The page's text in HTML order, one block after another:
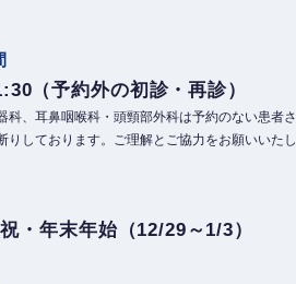
（予約外の初診・再診）
科、耳鼻咽喉科・頭頸部外科は予約のない患者さ
りしております。ご理解とご協力をお願いいたし
・年末年始（12/29～1/3）